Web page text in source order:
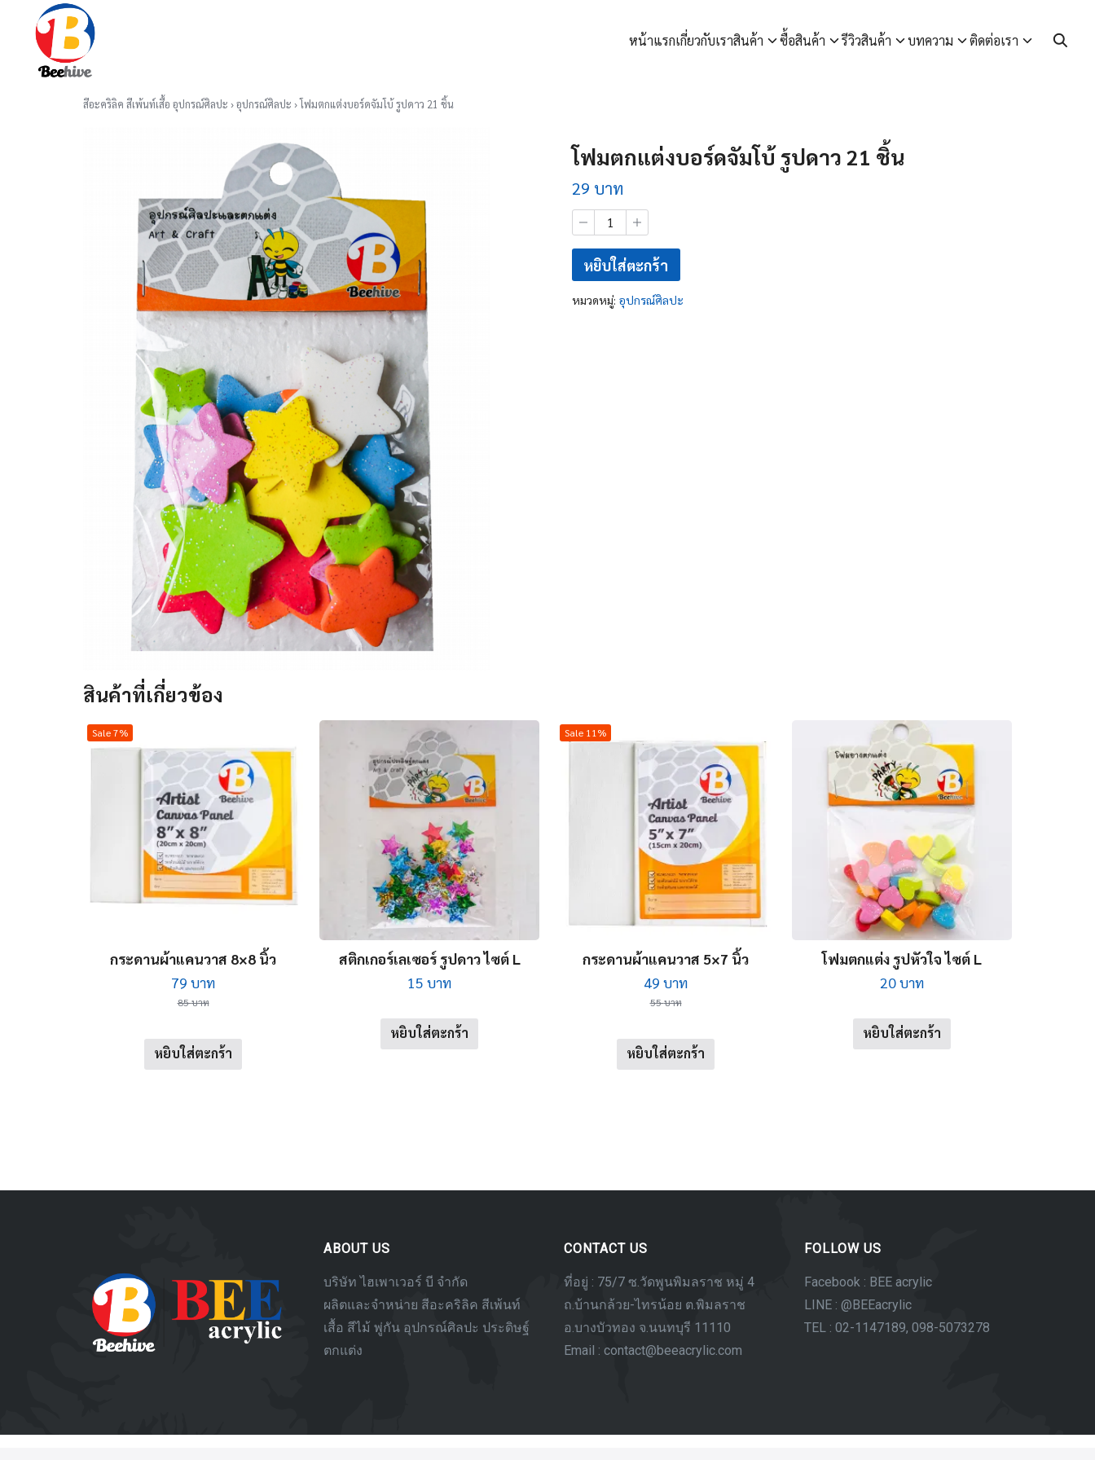
content
หน้าแรกเกี่ยวกับเราสินค้า ซื้อสินค้า รีวิวสินค้า บทความ ติดต่อเรา
for:
สีอะคริลิค สีเพ้นท์เสื้อ อุปกรณ์ศิลปะ ›อุปกรณ์ศิลปะ ›โฟมตกแต่งบอร์ดจัมโบ้ รูปดาว 21 ชิ้น
โฟมตกแต่งบอร์ดจัมโบ้ รูปดาว 21 ชิ้น
29 บาท
โฟม
ตก
แต่
งบ
อร์ดจัม
โบ้
หยิบใส่ตะกร้า
หมวดหมู่: อุปกรณ์ศิลปะ
สินค้าที่เกี่ยวข้อง
Sale 7%
กระดานผ้าแคนวาส 8×8 นิ้ว
85บาท
Original
price
85 บาท.
79 บาทCurrent
79 บาท.
หยิบใส่ตะกร้า
สติกเกอร์เลเซอร์ รูปดาว ไซต์ L
15 บาท
หยิบใส่ตะกร้า
Sale 11%
กระดานผ้าแคนวาส 5×7 นิ้ว
55บาท
Original
price
55 บาท.
49 บาทCurrent
49 บาท.
หยิบใส่ตะกร้า
โฟมตกแต่ง รูปหัวใจ ไซต์ L
20บาท
หยิบใส่ตะกร้า
ABOUT US
บริษัท ไฮเพาเวอร์ บี จำกัด
ผลิตและจำหน่าย สีอะคริลิค สีเพ้นท์
เสื้อ สีไม้ พู่กัน อุปกรณ์ศิลปะ ประดิษฐ์
ตกแต่ง
CONTACT US
ที่อยู่ : 75/7 ซ.วัดพูนพิมลราช หมู่ 4
ถ.บ้านกล้วย-ไทรน้อย ต.พิมลราช
อ.บางบัวทอง จ.นนทบุรี 11110
Email : contact@beeacrylic.com
FOLLOW US
Facebook : BEE acrylic
LINE : @BEEacrylic
TEL : 02-1147189, 098-5073278